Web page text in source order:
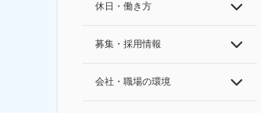
休日・働き方
募集・採用情報
会社・職場の環境